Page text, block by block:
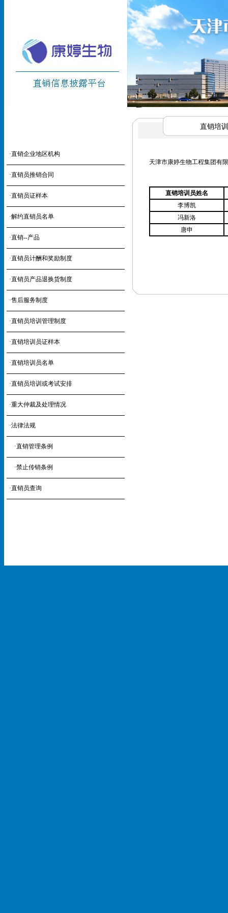
·直销企业地区机构
·直销员推销合同
·直销员证样本
·解约直销员名单
·直销--产品
·直销员计酬和奖励制度
·直销员产品退换货制度
·售后服务制度
·直销员培训管理制度
·直销培训员证样本
·直销培训员名单
·直销员培训或考试安排
·重大仲裁及处理情况
·法律法规
·直销管理条例
·禁止传销条例
·直销员查询
直销培
天津市康婷生物工程集团有
直销培训员姓名
李博凯
冯新洛
唐申